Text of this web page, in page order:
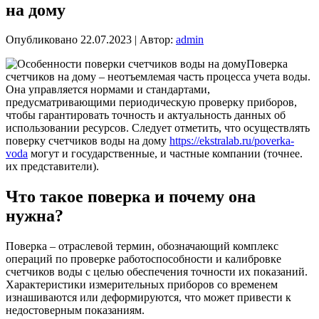
на дому
Опубликовано 22.07.2023 Автор: admin
Поверка
счетчиков на дому – неотъемлемая часть процесса учета воды.
Она управляется нормами и стандартами,
предусматривающими периодическую проверку приборов,
чтобы гарантировать точность и актуальность данных об
использовании ресурсов. Следует отметить, что осуществлять
поверку счетчиков воды на дому https://ekstralab.ru/poverka-
voda могут и государственные, и частные компании (точнее.
их представители).
Что такое поверка и почему она
нужна?
Поверка – отраслевой термин, обозначающий комплекс
операций по проверке работоспособности и калибровке
счетчиков воды с целью обеспечения точности их показаний.
Характеристики измерительных приборов со временем
изнашиваются или деформируются, что может привести к
недостоверным показаниям.